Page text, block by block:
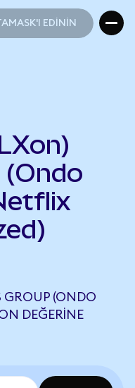
EDİNİN
(Ondo
(ONDO
DEĞERINE